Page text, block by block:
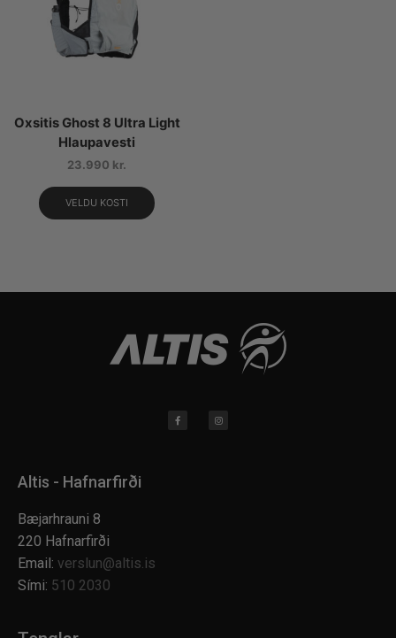
Oxsitis Ghost 8 Ultra Light
Hlaupavesti
23.990 kr.
VELDU KOSTI
Altis - Hafnarfirði
Bæjarhrauni 8
220 Hafnarfirði
Email: verslun@altis.is
Sími: 510 2030